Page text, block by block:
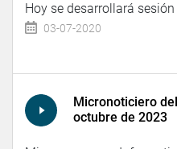
Hoy se desarrollará
03-07-2020
Micronoticiero
octubre de 2023